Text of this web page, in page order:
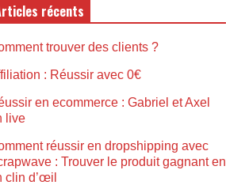
récents
trouver des clients ?
: Réussir avec 0€
en ecommerce : Gabriel et Axel
live
réussir en dropshipping avec
: Trouver le produit gagnant en
clin d’œil